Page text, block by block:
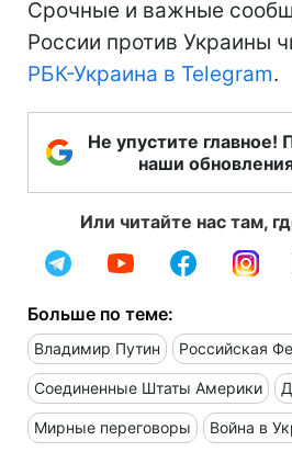
Срочные и важные
России против Украины
РБК-Украина в Telegram.
Не упустите главное!
наши
Или читайте нас там,
Больше по теме:
Владимир Путин Российская
Соединенные Штаты Америки
Мирные переговоры Война в